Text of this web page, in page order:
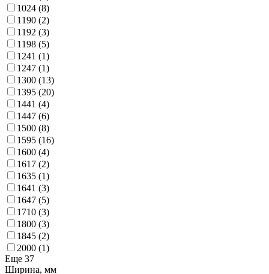
1024 (8)
1190 (2)
1192 (3)
1198 (5)
1241 (1)
1247 (1)
1300 (13)
1395 (20)
1441 (4)
1447 (6)
1500 (8)
1595 (16)
1600 (4)
1617 (2)
1635 (1)
1641 (3)
1647 (5)
1710 (3)
1800 (3)
1845 (2)
2000 (1)
Еще 37
Ширина, мм